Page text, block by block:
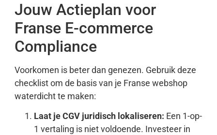
Jouw Actieplan voor
Franse E-commerce
Compliance
Voorkomen is beter dan genezen. Gebruik deze
checklist om de basis van je Franse webshop
waterdicht te maken:
Laat je CGV juridisch lokaliseren: Een 1-op-
1 vertaling is niet voldoende. Investeer in